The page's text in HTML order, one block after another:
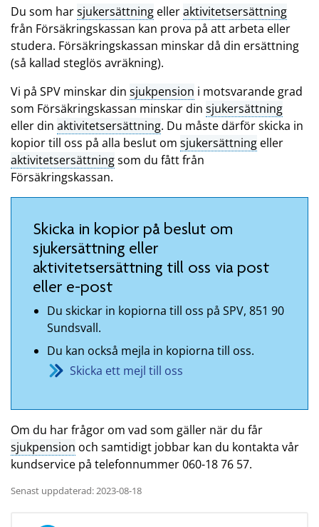
Du som harsjukersättning elleraktivitetsersättning
från Försäkringskassan kan prova på att arbeta eller
studera. Försäkringskassan minskar då din ersättning
(så kallad steglös avräkning).
Vi på SPV minskar din sjukpension i motsvarande grad
som Försäkringskassan minskar din sjukersättning
eller din aktivitetsersättning. Du måste därför skicka in
kopior till oss på alla beslut om sjukersättning eller
aktivitetsersättningsom du fått från
Försäkringskassan.
Skicka in kopior på beslut om
sjukersättning eller
aktivitetsersättning till oss via post
eller e-post
Du skickar in kopiorna till oss på SPV, 851 90
Sundsvall.
Du kan också mejla in kopiorna till oss.
Skicka ett mejl till oss
Om du har frågor om vad som gäller när du får
sjukpension och samtidigt jobbar kan du kontakta vår
kundservice på telefonnummer 060-18 76 57.
Senast uppdaterad: 2023-08-18